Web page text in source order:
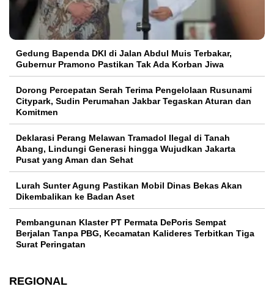
Gedung Bapenda DKI di Jalan Abdul Muis Terbakar,
Gubernur Pramono Pastikan Tak Ada Korban Jiwa
Dorong Percepatan Serah Terima Pengelolaan Rusunami
Citypark, Sudin Perumahan Jakbar Tegaskan Aturan dan
Komitmen
Deklarasi Perang Melawan Tramadol Ilegal di Tanah
Abang, Lindungi Generasi hingga Wujudkan Jakarta
Pusat yang Aman dan Sehat
Lurah Sunter Agung Pastikan Mobil Dinas Bekas Akan
Dikembalikan ke Badan Aset
Pembangunan Klaster PT Permata DePoris Sempat
Berjalan Tanpa PBG, Kecamatan Kalideres Terbitkan Tiga
Surat Peringatan
REGIONAL